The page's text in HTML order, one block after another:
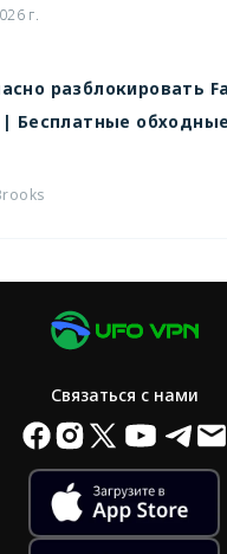
г.
разблокировать
| Бесплатные
Связаться с нами